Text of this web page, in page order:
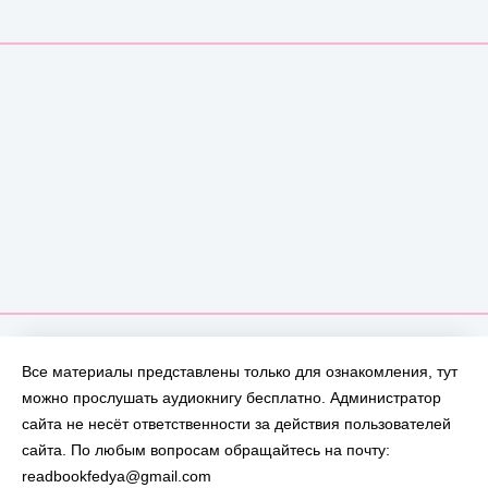
Все материалы представлены только для ознакомления, тут
можно прослушать аудиокнигу бесплатно. Администратор
сайта не несёт ответственности за действия пользователей
сайта. По любым вопросам обращайтесь на почту:
readbookfedya@gmail.com